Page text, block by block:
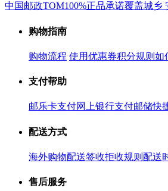
中国邮政TOM100%正品承诺覆盖城乡
购物指南
购物流程 使用优惠券积分规则 如
支付帮助
邮乐卡支付网上银行支付邮储快
配送方式
海外购物配送签收拒收规则 配送
售后服务